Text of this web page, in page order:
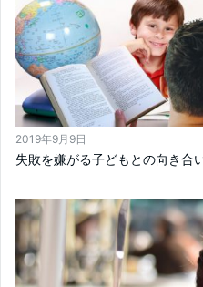
2019年9月9日
失敗を嫌がる子どもとの向き合